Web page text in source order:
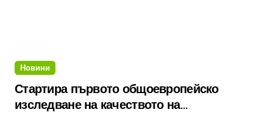
Новини
Стартира първото общоевропейско
изследване на качеството на